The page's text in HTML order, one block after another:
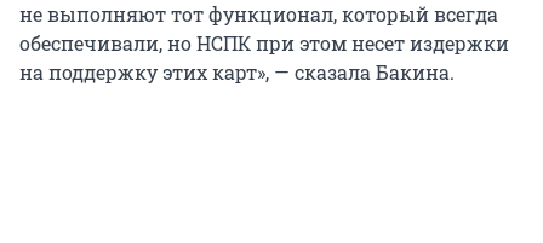
не выполняют тот функционал, который всегда
обеспечивали, но НСПК при этом несет издержки
на поддержку этих карт», — сказала Бакина.